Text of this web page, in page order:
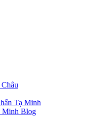
Tạ Minh
Minh Blog